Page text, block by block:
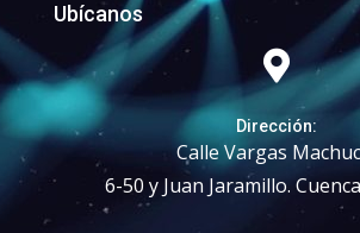
Ubícanos
Dirección:
Calle Vargas
6-50 y Juan Jaramillo.